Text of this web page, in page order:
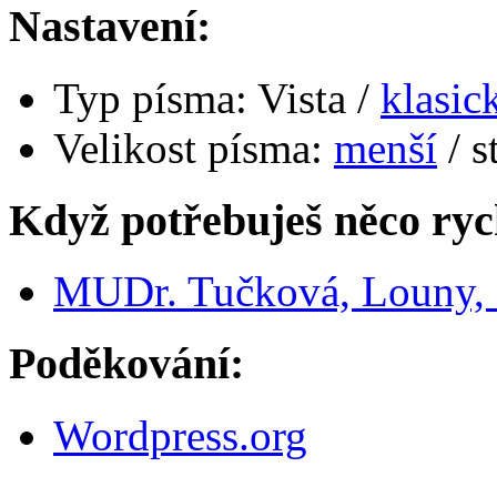
Nastavení:
Typ písma: Vista /
Velikost písma: menší /
Když potřebuješ něco
MUDr. Tučková, Louny,
Poděkování:
Wordpress.org